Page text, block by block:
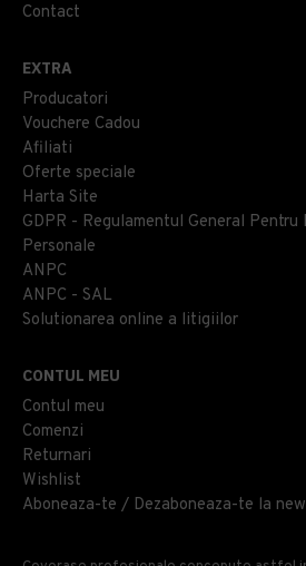
Contact
EXTRA
Producatori
Vouchere Cadou
Afiliati
Oferte speciale
Harta Site
GDPR - Regulamentul General
Personale
ANPC
ANPC - SAL
Solutionarea online a litigiilor
CONTUL MEU
Contul meu
Comenzi
Returnari
Wishlist
Aboneaza-te / Dezaboneaza-te la